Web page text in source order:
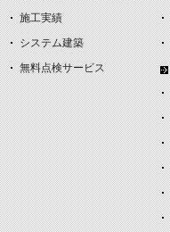
施工実績
システム建築
無料点検サービス